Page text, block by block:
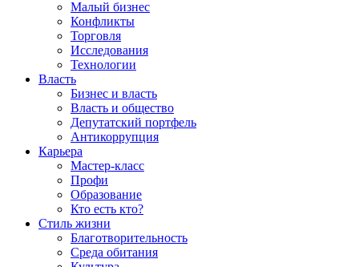
Малый бизнес
Конфликты
Торговля
Исследования
Технологии
Власть
Бизнес и власть
Власть и общество
Депутатский портфель
Антикоррупция
Карьера
Мастер-класс
Профи
Образование
Кто есть кто?
Стиль жизни
Благотворительность
Среда обитания